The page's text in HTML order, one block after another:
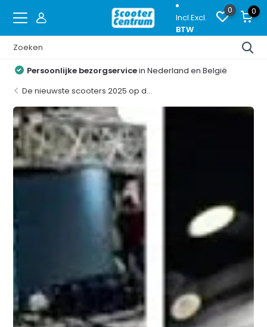
Incl.Excl.
BTW
0 0
Proefrijdenop de nieuwste modellen
De nieuwste scooters 2025 op d...